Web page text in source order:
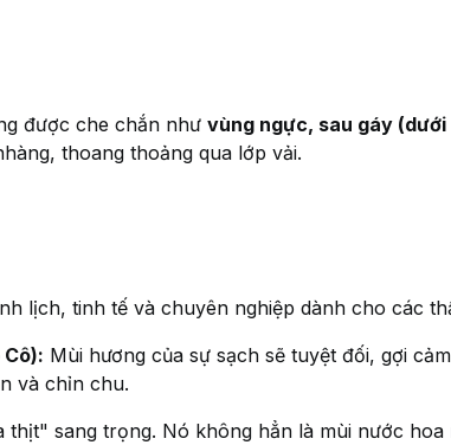
được che chắn như vùng ngực, sau gáy (dưới
thoang thoảng qua lớp vải.
lịch, tinh tế và chuyên nghiệp dành cho các
Mùi hương của sự sạch sẽ tuyệt đối, gợi
và chỉn chu.
thịt" sang trọng. Nó không hẳn là mùi nước hoa